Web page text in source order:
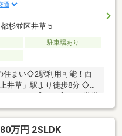
通
杉並区井草５
駐車場あり
住まい◇2駅利用可能！西
井草」駅より徒歩8分 ◇角
りある【7LDK】・三世帯
60年長期サポート対象物
万円 2SLDK